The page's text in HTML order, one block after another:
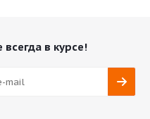
всегда в курсе!